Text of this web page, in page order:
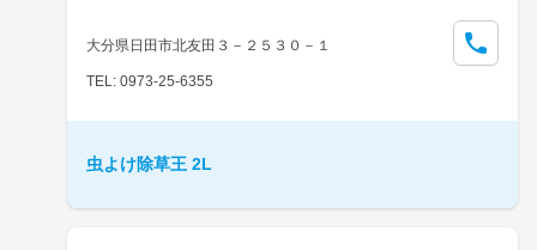
大分県日田市北友田３－２５３０－１
TEL: 0973-25-6355
虫よけ除草王 2L